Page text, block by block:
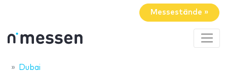
Messestände »
Dubai